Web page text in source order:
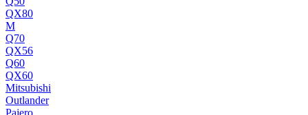
QX80
M
Q70
QX56
Q60
QX60
Mitsubishi
Outlander
Pajero